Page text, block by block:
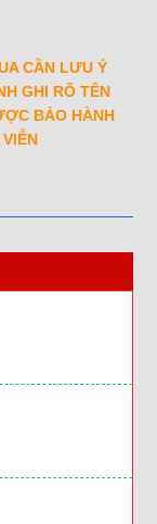
CẦN LƯU Ý
GHI RÕ TÊN
BẢO HÀNH